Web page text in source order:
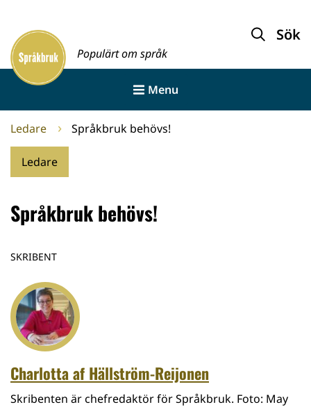
innehållet
Framsida
Populärt om språk
Sök
Menu
Ledare Språkbruk behövs!
Ledare
Språkbruk behövs!
SKRIBENT
Charlotta af Hällström-Reijonen
Skribenten är chefredaktör för Språkbruk. Foto: May